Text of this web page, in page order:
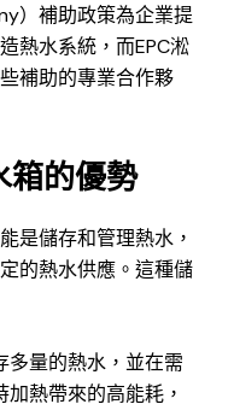
）補助政策為企業提
熱水系統，而EPC淞
補助的專業合作夥
箱的優勢
是儲存和管理熱水，
的熱水供應。這種儲
多量的熱水，並在需
熱帶來的高能耗，